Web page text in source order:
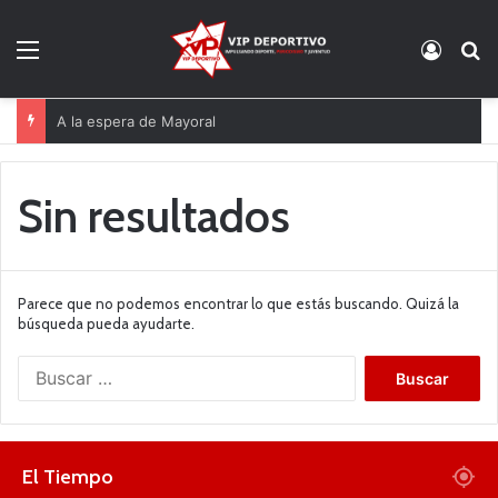
A la espera de Mayoral
Sin resultados
Parece que no podemos encontrar lo que estás buscando. Quizá la
búsqueda pueda ayudarte.
El Tiempo